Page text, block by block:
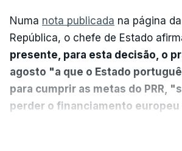
Numa nota publicada na página
República, o chefe de Estado
presente, para esta decisão, o
agosto "a que o Estado
para cumprir as metas do PRR,
perder o financiamento europeu